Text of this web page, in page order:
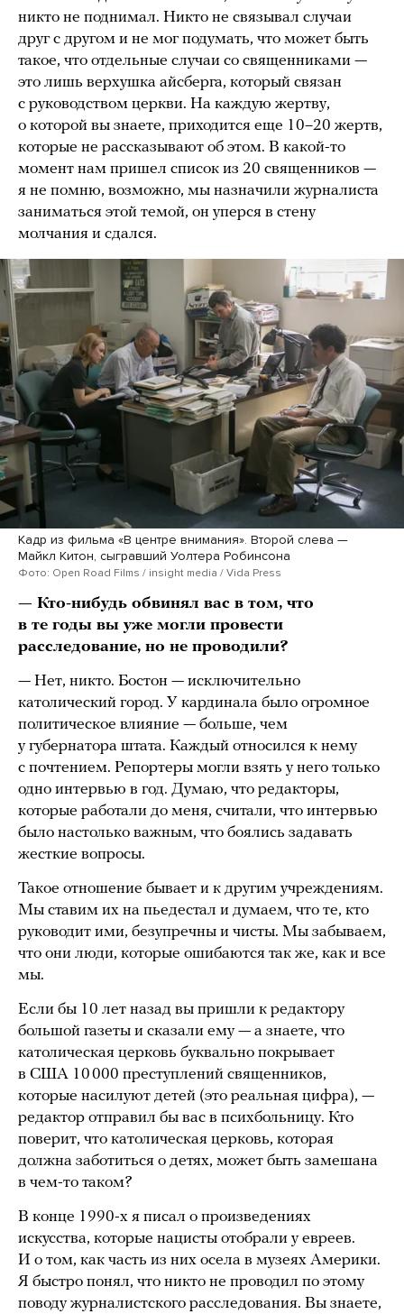
никто не поднимал. Никто не связывал случаи
друг с другом и не мог подумать, что может быть
такое, что отдельные случаи со священниками —
это лишь верхушка айсберга, который связан
с руководством церкви. На каждую жертву,
о которой вы знаете, приходится еще 10–20 жертв,
которые не рассказывают об этом. В какой-то
момент нам пришел список из 20 священников —
я не помню, возможно, мы назначили журналиста
заниматься этой темой, он уперся в стену
молчания и сдался.
Кадр из фильма «В центре внимания». Второй слева —
Майкл Китон, сыгравший Уолтера Робинсона
Фото: Open Road Films / insight media / Vida Press
— Кто-нибудь обвинял вас в том, что
в те годы вы уже могли провести
расследование, но не проводили?
— Нет, никто. Бостон — исключительно
католический город. У кардинала было огромное
политическое влияние — больше, чем
у губернатора штата. Каждый относился к нему
с почтением. Репортеры могли взять у него только
одно интервью в год. Думаю, что редакторы,
которые работали до меня, считали, что интервью
было настолько важным, что боялись задавать
жесткие вопросы.
Такое отношение бывает и к другим учреждениям.
Мы ставим их на пьедестал и думаем, что те, кто
руководит ими, безупречны и чисты. Мы забываем,
что они люди, которые ошибаются так же, как и все
мы.
Если бы 10 лет назад вы пришли к редактору
большой газеты и сказали ему — а знаете, что
католическая церковь буквально покрывает
в США 10 000 преступлений священников,
которые насилуют детей (это реальная цифра), —
редактор отправил бы вас в психбольницу. Кто
поверит, что католическая церковь, которая
должна заботиться о детях, может быть замешана
в чем-то таком?
В конце 1990-х я писал о произведениях
искусства, которые нацисты отобрали у евреев.
И о том, как часть из них осела в музеях Америки.
Я быстро понял, что никто не проводил по этому
поводу журналистского расследования. Вы знаете,